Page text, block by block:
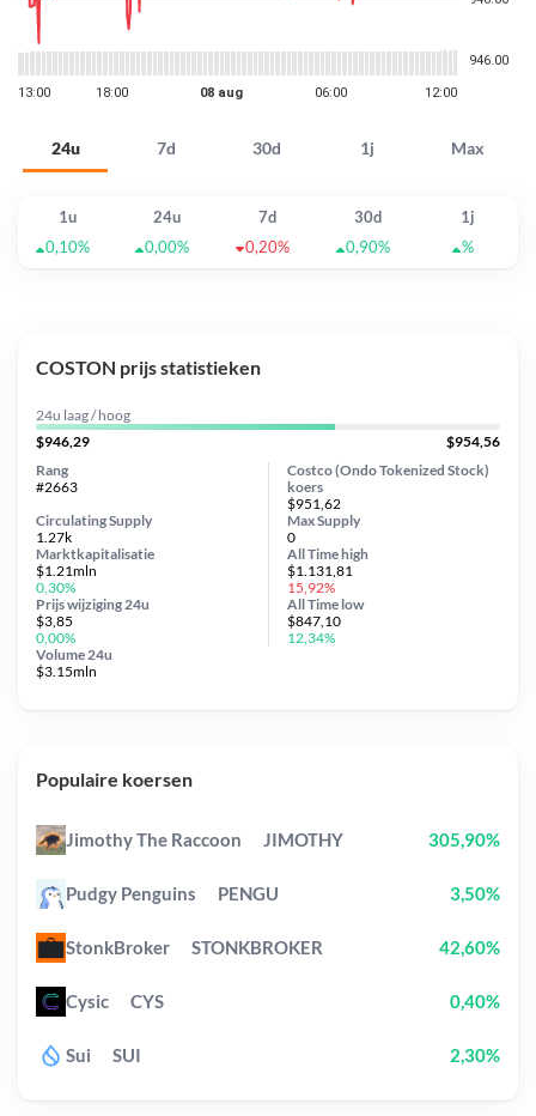
24u 7d 30d 1j Max
1u 24u 7d 30d
1j
0,10%
0,00% 0,20% 0,90% %
COSTON prijs statistieken
24u laag / hoog
$946,29
$954,56
Costco (Ondo Tokenized Stock)
koers
$951,62
Circulating Supply
1.27k
Prijs wijziging 24u
$3,85
0,00%
Max Supply
0
Marktkapitalisatie
$1.21mln
0,30%
Volume 24u
$3.15mln
Rang
#2663
All Timehigh
$1.131,81
15,92%
All Time low
$847,10
12,34%
Populaire koersen
Jimothy The Raccoon JIMOTHY 305,90%
Pudgy Penguins PENGU 3,50%
StonkBroker STONKBROKER 42,60%
Cysic CYS 0,40%
Sui SUI 2,30%